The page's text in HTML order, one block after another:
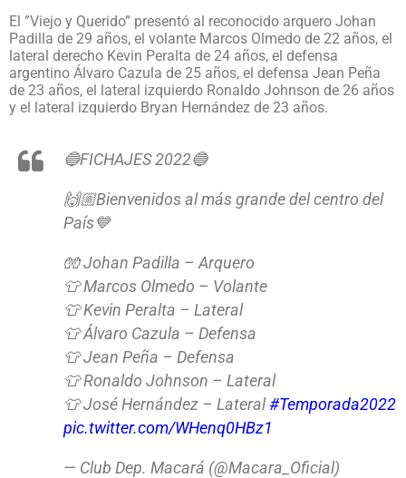
El ”Viejo y Querido” presentó al reconocido arquero Johan
Padilla de 29 años, el volante Marcos Olmedo de 22 años, el
lateral derecho Kevin Peralta de 24 años, el defensa
argentino Álvaro Cazula de 25 años, el defensa Jean Peña
de 23 años, el lateral izquierdo Ronaldo Johnson de 26 años
y el lateral izquierdo Bryan Hernández de 23 años.
🔵FICHAJES 2022🔵
🙌🏼Bienvenidos al más grande del centro del
País💙
🧤 Johan Padilla – Arquero
👕 Marcos Olmedo – Volante
👕 Kevin Peralta – Lateral
👕 Álvaro Cazula – Defensa
👕 Jean Peña – Defensa
👕 Ronaldo Johnson – Lateral
👕 José Hernández – Lateral#Temporada2022
pic.twitter.com/WHenq0HBz1
— Club Dep. Macará (@Macara_Oficial)